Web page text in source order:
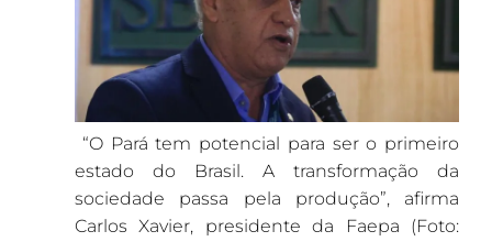
“O Pará tem potencial para ser o primeiro
estado do Brasil. A transformação da
sociedade passa pela produção”, afirma
Carlos Xavier, presidente da Faepa (Foto: